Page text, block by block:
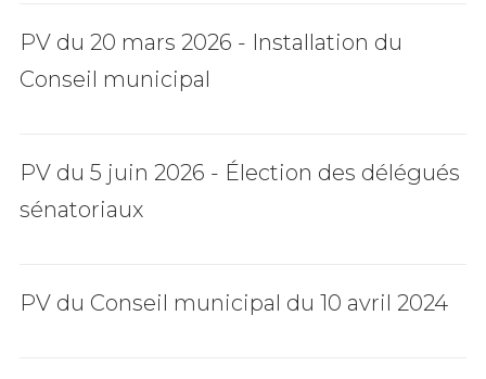
PV du 20 mars 2026 - Installation du
Conseil municipal
PV du 5 juin 2026 - Élection des délégués
sénatoriaux
PV du Conseil municipal du 10 avril 2024